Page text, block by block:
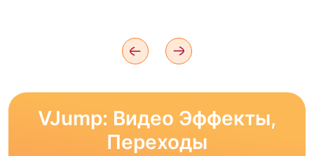
VJump: Видео Эффекты,
Переходы